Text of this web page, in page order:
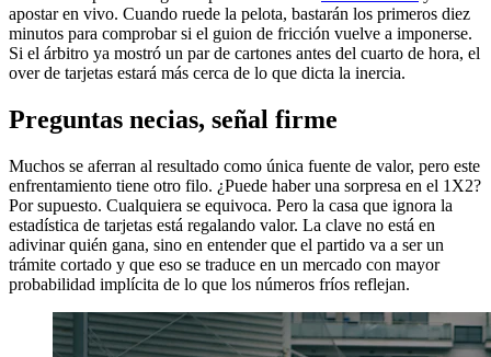
apostar en vivo. Cuando ruede la pelota, bastarán los primeros diez
minutos para comprobar si el guion de fricción vuelve a imponerse.
Si el árbitro ya mostró un par de cartones antes del cuarto de hora, el
over de tarjetas estará más cerca de lo que dicta la inercia.
Preguntas necias, señal firme
Muchos se aferran al resultado como única fuente de valor, pero este
enfrentamiento tiene otro filo. ¿Puede haber una sorpresa en el 1X2?
Por supuesto. Cualquiera se equivoca. Pero la casa que ignora la
estadística de tarjetas está regalando valor. La clave no está en
adivinar quién gana, sino en entender que el partido va a ser un
trámite cortado y que eso se traduce en un mercado con mayor
probabilidad implícita de lo que los números fríos reflejan.